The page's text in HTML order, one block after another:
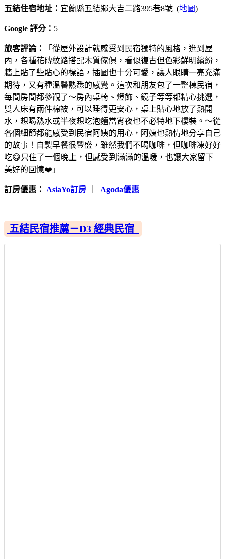
五結住宿地址： 宜蘭縣五結鄉大吉二路395巷8號 (地圖)
Google 評分： 5
旅客評論：
「從屋外設計就感受到民宿獨特的風格，進到屋
內，各種花磚紋路搭配木質傢俱，看似復古但色彩鮮明繽紛，
牆上貼了些貼心的標語，插圖也十分可愛，讓人眼睛一亮充滿
期待，又有種溫馨熟悉的感覺。這次和朋友包了一整棟民宿，
每間房間都參觀了～房內桌椅、燈飾、鏡子等等都精心挑選，
雙人床有兩件棉被，可以睡得更安心，桌上貼心地放了熱開
水，想喝熱水或半夜想吃泡麵當宵夜也不必特地下樓裝。～從
各個細節都能感受到民宿阿姨的用心，阿姨也熱情地分享自己
的故事！自製早餐很豐盛，雖然我們不喝咖啡，但咖啡凍好好
吃😋只住了一個晚上，但感受到滿滿的溫暖，也讓大家留下
美好的回憶❤️」
訂房優惠： AsiaYo訂房 Agoda優惠
五結民宿推薦－D3 經典民宿